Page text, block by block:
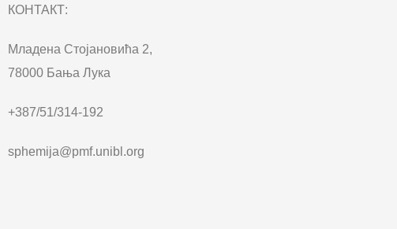
КОНТАКТ:
Младена Стојановића 2,
78000 Бања Лука
+387/51/314-192
sphemija@pmf.unibl.org